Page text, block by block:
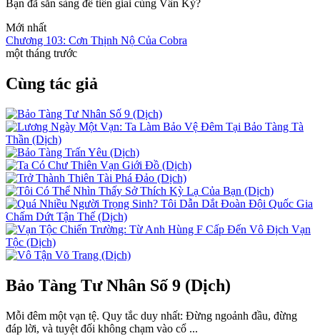
Bạn đã sẵn sàng để tiến giai cùng Vân Kỳ?
Mới nhất
Chương 103: Cơn Thịnh Nộ Của Cobra
một tháng trước
Cùng tác giả
Bảo Tàng Tư Nhân Số 9 (Dịch)
Mỗi đêm một vạn tệ. Quy tắc duy nhất: Đừng ngoảnh đầu, đừng
đáp lời, và tuyệt đối không chạm vào cổ ...